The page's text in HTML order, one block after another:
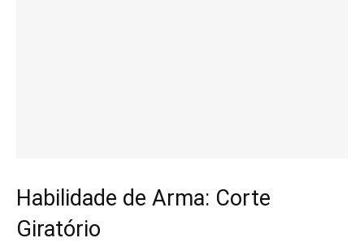
Habilidade de Arma: Corte
Giratório